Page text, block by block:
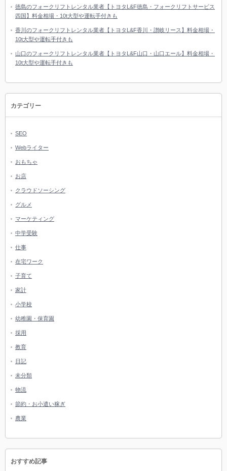
徳島のフォークリフトレンタル業者【トヨタL&F徳島・フォークリフトサービス
四国】料金相場・10t大型や運転手付きも
香川のフォークリフトレンタル業者【トヨタL&F香川・讃岐リース】料金相場・
10t大型や運転手付きも
山口のフォークリフトレンタル業者【トヨタL&F山口・山口エール】料金相場・
10t大型や運転手付きも
カテゴリー
SEO
Webライター
おもちゃ
お店
クラウドソーシング
グルメ
マーケティング
中学受験
仕事
在宅ワーク
子育て
家計
小学校
幼稚園・保育園
採用
教育
日記
未分類
物流
節約・お小遣い稼ぎ
農業
おすすめ記事